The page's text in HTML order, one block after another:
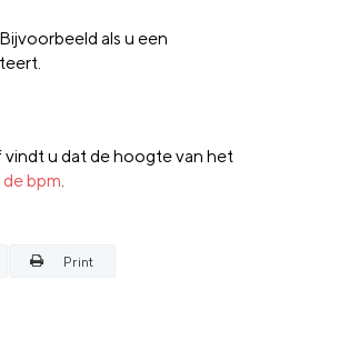
als u een
u dat de hoogte van het
bpm.
Print